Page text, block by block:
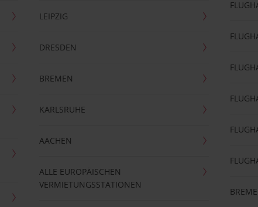
LEIPZIG
DRESDEN
BREMEN
KARLSRUHE
AACHEN
ALLE EUROPÄISCHEN
VERMIETUNGSSTATIONEN